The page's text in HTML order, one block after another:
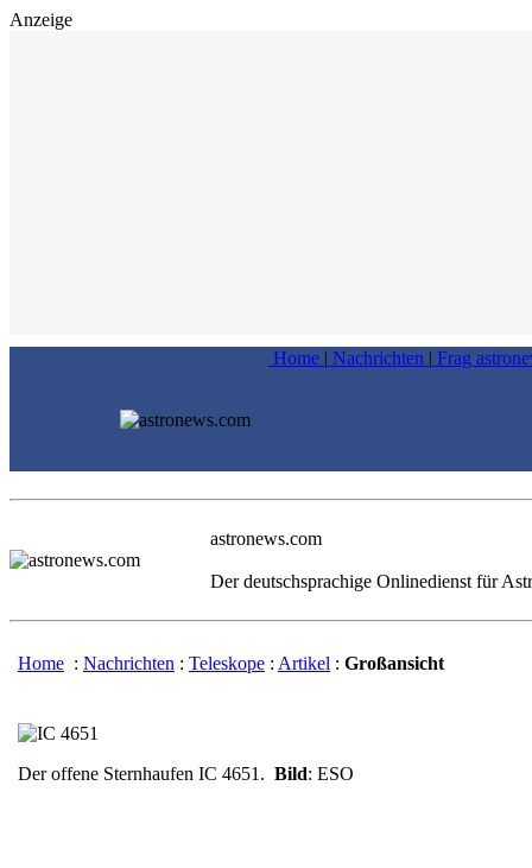
Anzeige
Home | Nachrichten | Frag
astronews.com
Der deutschsprachige Onlinedienst für
Home : Nachrichten : Teleskope : Artikel : Großansicht
Der offene Sternhaufen IC 4651. Bild: ESO